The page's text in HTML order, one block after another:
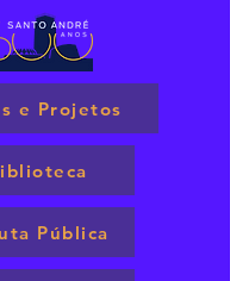
e Projetos
Pública